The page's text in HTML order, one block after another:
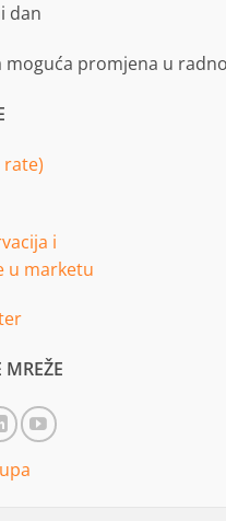
dan
promjena u
rate)
i
u marketu
MREŽE